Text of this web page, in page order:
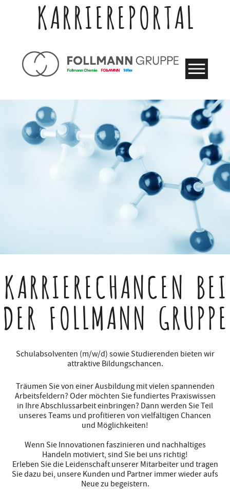
KARRIEREPORTAL
KARRIERECHANCEN BEI
DER FOLLMANN GRUPPE
Schulabsolventen (m/w/d) sowie Studierenden bieten wir
attraktive Bildungschancen.
Träumen Sie von einer Ausbildung mit vielen spannenden
Arbeitsfeldern? Oder möchten Sie fundiertes Praxiswissen
in Ihre Abschlussarbeit einbringen? Dann werden Sie Teil
unseres Teams und profitieren von vielfältigen Chancen
und Möglichkeiten!
Wenn Sie Innovationen faszinieren und nachhaltiges
Handeln motiviert, sind Sie bei uns richtig!
Erleben Sie die Leidenschaft unserer Mitarbeiter und tragen
Sie dazu bei, unsere Kunden und Partner immer wieder aufs
Neue zu begeistern.